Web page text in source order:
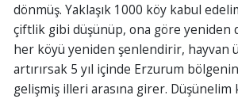
dönmüş. Yaklaşık 1000 köy kabul
çiftlik gibi düşünüp, ona göre yeniden
her köyü yeniden şenlendirir, hayvan
artırırsak 5 yıl içinde Erzurum
gelişmiş illeri arasına girer.